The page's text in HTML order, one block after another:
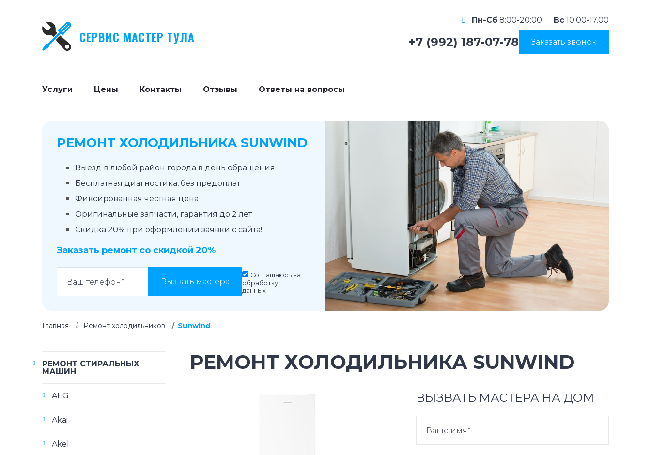
СЕРВИС МАСТЕР ТУЛА
Пн-Сб 8:00-20:00 Вс 10:00-17.00
+7 (992) 187-07-78 Заказать звонок
Услуги Цены Контакты Отзывы Ответы на вопросы
РЕМОНТ ХОЛОДИЛЬНИКА SUNWIND
Выезд в любой район города в день обращения
Бесплатная диагностика, без предоплат
Фиксированная честная цена
Оригинальные запчасти, гарантия до 2 лет
Скидка 20% при оформлении заявки с сайта!
Заказать ремонт со скидкой 20%
Вызвать мастера
Соглашаюсь на
обработку
данных
Главная Ремонт холодильников Sunwind
РЕМОНТ ХОЛОДИЛЬНИКА SUNWIND
ВЫЗВАТЬ МАСТЕРА НА ДОМ
РЕМОНТ СТИРАЛЬНЫХ
МАШИН
AEG
Akai
Akel